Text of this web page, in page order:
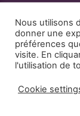
Nous utilisons
donner une
préférences
visite. En
l'utilisation de
Cookie